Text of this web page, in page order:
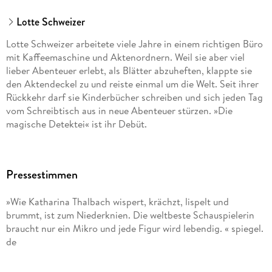
Lotte Schweizer
Lotte Schweizer arbeitete viele Jahre in einem richtigen Büro
mit Kaffeemaschine und Aktenordnern. Weil sie aber viel
lieber Abenteuer erlebt, als Blätter abzuheften, klappte sie
den Aktendeckel zu und reiste einmal um die Welt. Seit ihrer
Rückkehr darf sie Kinderbücher schreiben und sich jeden Tag
vom Schreibtisch aus in neue Abenteuer stürzen. »Die
magische Detektei« ist ihr Debüt.
Pressestimmen
»Wie Katharina Thalbach wispert, krächzt, lispelt und
brummt, ist zum Niederknien. Die weltbeste Schauspielerin
braucht nur ein Mikro und jede Figur wird lebendig. « spiegel.
de